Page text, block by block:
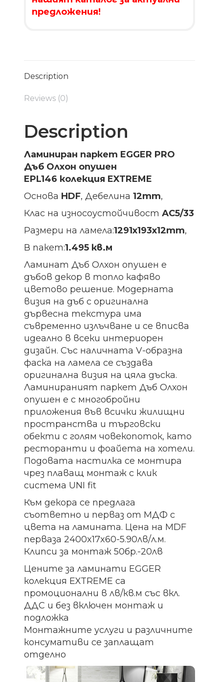
предложения!
Description
Reviews (0)
Description
Ламиниран паркет EGGER PRO
Дъб Олхон опушен
EPL146 колекция EXTREME
Основа HDF, Дебелина12mm,
Клас на износоустойчивостАС5/33
Размери на ламела:1291х193х12mm,
В пакет:1.495 кв.м
Ламинат Дъб Олхон опушен е
дъбов декор в топло кафяво
цветово решение. Модерната
визия на дъб с оригинална
дървесна текстура има
съвременно излъчване и се вписва
идеално в всеки интериорен
дизайн. Със наличната V-образна
фаска на ламела се създава
оригинална визия на цяла дъска.
Ламинираният паркет Дъб Олхон
опушен е с многобройни
приложения във всички жилищни
пространства и търговски
обекти с голям човекопоток, като
ресторанти и фоайета на хотели.
Подовата настилка се монтира
чрез плаващ монтаж с клик
система UNI fit
Към декора се предлага
съответно и перваз от МДФ с
цвета на ламината. Цена на MDF
перваза 2400x17x60-5.90лв/л.м.
Клипси за монтаж 50бр.-20лв
Цените за ламинати EGGER
колекция EXTREME са
промоционални в лв/кв.м със вкл.
ДДС и без включен монтаж и
подложка
Монтажните услуги и различните
консумативи се заплащат
отделно